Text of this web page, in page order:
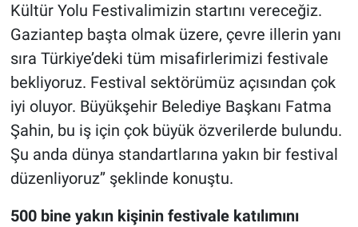
Kültür Yolu Festivalimizin startını vereceğiz.
Gaziantep başta olmak üzere, çevre illerin yanı
sıra Türkiye’deki tüm misafirlerimizi festivale
bekliyoruz. Festival sektörümüz açısından çok
iyi oluyor. Büyükşehir Belediye Başkanı Fatma
Şahin, bu iş için çok büyük özverilerde bulundu.
Şu anda dünya standartlarına yakın bir festival
düzenliyoruz’’ şeklinde konuştu.
500 bine yakın kişinin festivale katılımını